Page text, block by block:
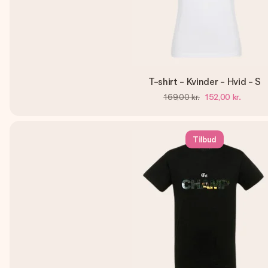
T-shirt - Kvinder - Hvid - S
169,00 kr. 152,00 kr.
Tilbud